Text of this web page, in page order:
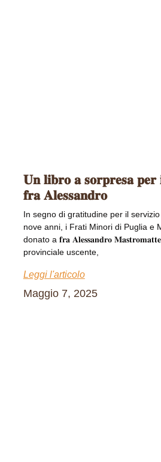
𝐔𝐧 𝐥𝐢𝐛𝐫𝐨 𝐚 𝐬𝐨𝐫𝐩𝐫𝐞𝐬𝐚 𝐩𝐞𝐫
𝐟𝐫𝐚 𝐀𝐥𝐞𝐬𝐬𝐚𝐧𝐝𝐫𝐨
In segno di gratitudine per il
nove anni, i Frati Minori di Puglia e
donato a 𝐟𝐫𝐚 𝐀𝐥𝐞𝐬𝐬𝐚𝐧𝐝𝐫𝐨
provinciale uscente,
Leggi l'articolo
Maggio 7, 2025